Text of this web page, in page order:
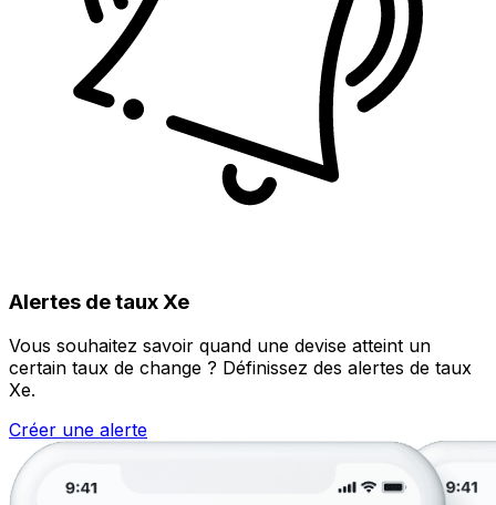
Alertes de taux Xe
Vous souhaitez savoir quand une devise atteint un
certain taux de change ? Définissez des alertes de taux
Xe.
Créer une alerte